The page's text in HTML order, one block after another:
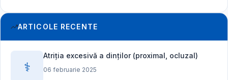
ARTICOLE RECENTE
⚕️
Atriția excesivă a dinților (proximal, ocluzal)
06 februarie 2025